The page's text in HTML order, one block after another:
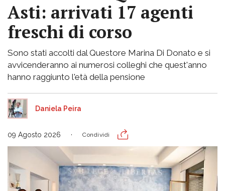
Asti: arrivati 17 agenti
freschi di corso
Sono stati accolti dal Questore Marina Di Donato e si
avvicenderanno ai numerosi colleghi che quest'anno
hanno raggiunto l'età della pensione
Daniela Peira
09 Agosto 2026 Condividi